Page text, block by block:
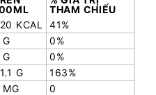
THAM CHIẾU
KCAL
41%
0%
0%
G
163%
0